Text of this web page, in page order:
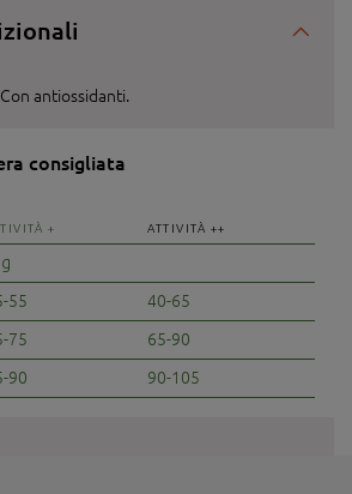
antiossidanti.
consigliata
+ ATTIVITÀ ++
55
40-65
75
65-90
90 90-105